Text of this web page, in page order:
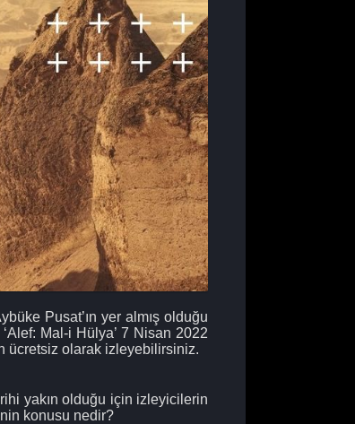
Pusat’ın yer almış olduğu
Mal-i Hülya’ 7 Nisan 2022
ücretsiz olarak izleyebilirsiniz.
yakın olduğu için izleyicilerin
konusu nedir?